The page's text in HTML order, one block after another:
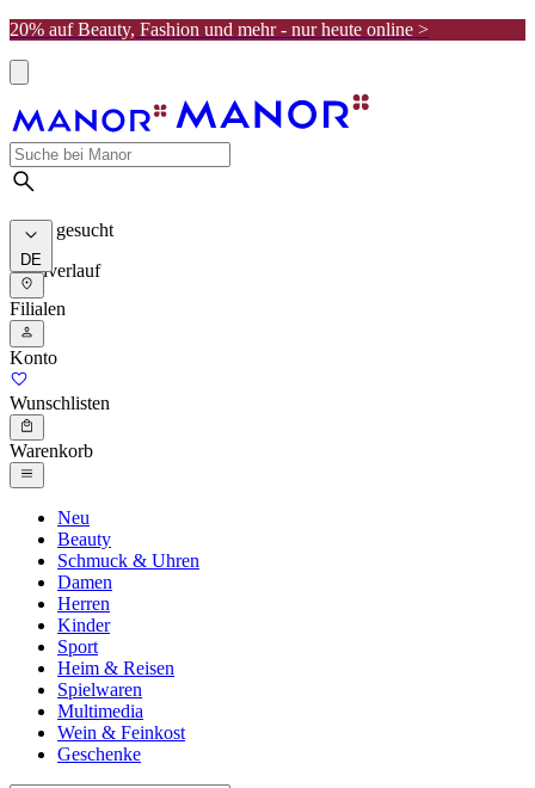
20% auf Beauty, Fashion und mehr - nur heute online >
Meist gesucht
Suchverlauf
DE
Filialen
Konto
Wunschlisten
Warenkorb
Neu
Beauty
Schmuck & Uhren
Damen
Herren
Kinder
Sport
Heim & Reisen
Spielwaren
Multimedia
Wein & Feinkost
Geschenke